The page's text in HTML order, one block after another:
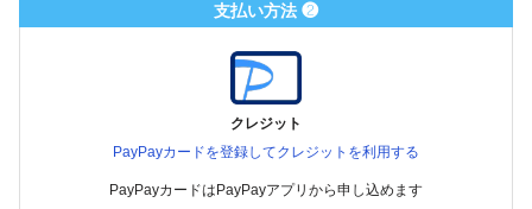
支払い方法 ❷
クレジット
PayPayカードを登録してクレジットを利用する
PayPayカードはPayPayアプリから申し込めます